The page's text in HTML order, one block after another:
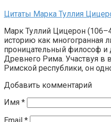
Цитаты Марка Туллия
Марк Туллий Цицерон
историю как многогранная
проницательный философ и
Древнего Рима. Участвуя в
Римской республики, он
Добавить комментарий
Имя *